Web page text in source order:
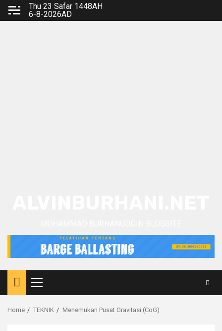
Skip
Thu 23 Safar 1448AH
6-8-2026AD
Primary
Menu
Home TEKNIK Menemukan Pusat Gravitasi (CoG)